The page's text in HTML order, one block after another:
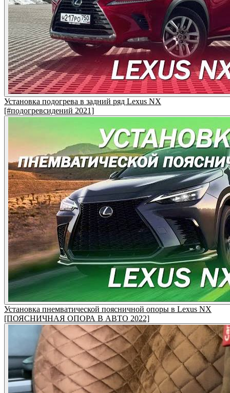
Установка подогрева в задний ряд Lexus NX
[#подогревсидений 2021]
Установка пнемватической поясничной опоры в Lexus NX
[ПОЯСНИЧНАЯ ОПОРА В АВТО 2022]